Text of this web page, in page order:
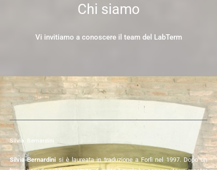
Chi siamo
Vi invitiamo a conoscere il team del LabTerm
Silvia Bernardini
Silvia Bernardini si è laureata in traduzione a Forlì nel 1997. Dopo un